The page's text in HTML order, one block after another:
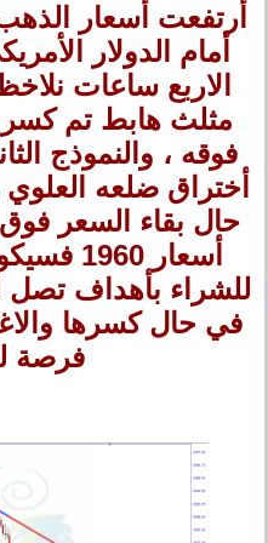
أرتفعت أسعار
أمام الدولار
الاربع ساعات
مثلث هابط تم كسر
فوقه ، والنموذج
أختراق ضلعه
حال بقاء السعر
أسعار
في حال كسرها
فرصة